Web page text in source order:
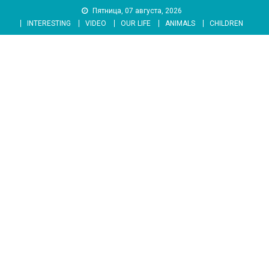
content
Пятница, 07 августа, 2026
INTERESTING
VIDEO OUR LIFE ANIMALS CHILDREN